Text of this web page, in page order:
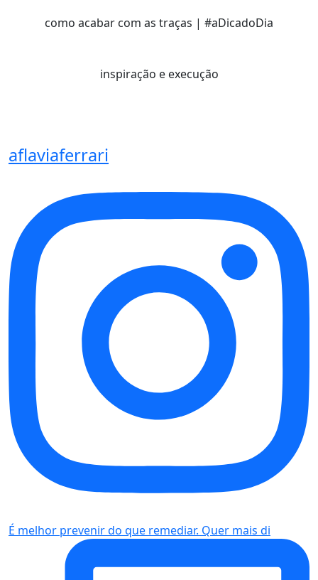
como acabar com as traças | #aDicadoDia
inspiração e execução
aflaviaferrari
É melhor prevenir do que remediar. Quer mais di